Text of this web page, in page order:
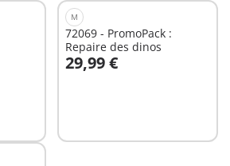
M
72069 - PromoPack :
Repaire des dinos
29,99 €
Au panier